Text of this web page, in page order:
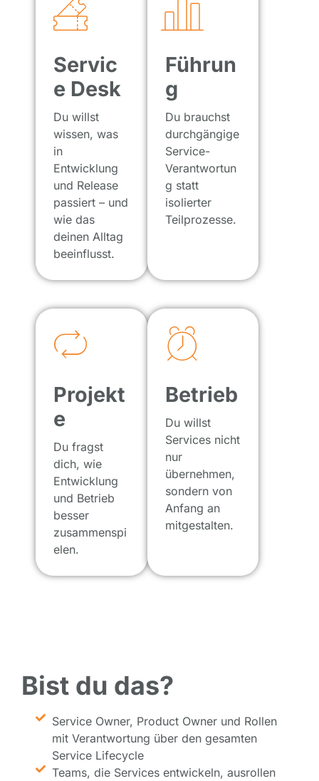
Servic
e Desk
Du willst
wissen, was
in
Entwicklung
und Release
passiert – und
wie das
deinen Alltag
beeinflusst.
Führun
g
Du brauchst
durchgängige
Service-
Verantwortun
g statt
isolierter
Teilprozesse.
Projekt
e
Du fragst
dich, wie
Entwicklung
und Betrieb
besser
zusammenspi
elen.
Betrieb
Du willst
Services nicht
nur
übernehmen,
sondern von
Anfang an
mitgestalten.
Bist du das?
Service Owner, Product Owner und Rollen
mit Verantwortung über den gesamten
Service Lifecycle
Teams, die Services entwickeln, ausrollen